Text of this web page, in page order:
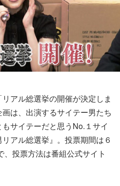
アル総選挙の開催が決定しま
は、出演するサイテー男たち
サイテーだと思うNo.１サイ
アル総選挙』。投票期間は６
投票方法は番組公式サイト